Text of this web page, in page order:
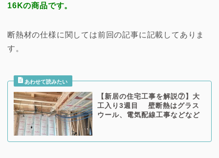
16Kの商品です。
断熱材の仕様に関しては前回の記事に記載してありま
す。
【新居の住宅工事を解説⑦】大
工入り3週目 壁断熱はグラス
ウール、電気配線工事などなど